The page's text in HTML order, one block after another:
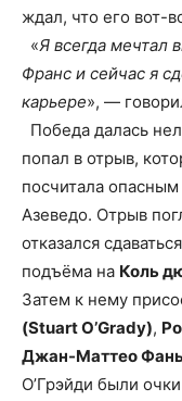
ждал, что его вот-
«Я всегда мечтал
Франс и сейчас я
карьере», —
Победа далась
попал в отрыв,
посчитала
Азеведо. Отрыв
отказался
подъёма на Коль
Затем к нему
(Stuart O’Grady),
Джан-Маттео
О’Грэйди были